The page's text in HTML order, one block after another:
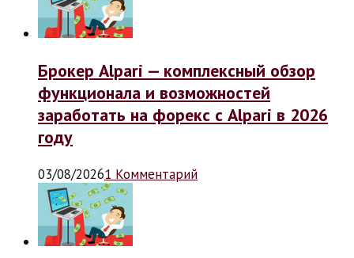
Брокер Alpari — комплексный обзор
функционала и возможностей
заработать на форекс с Alpari в 2026
году
03/08/20261 Комментарий